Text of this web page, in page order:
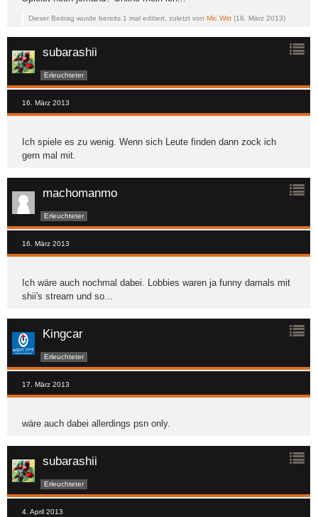
Dieser Beitrag wurde bereits 1 mal editiert, zuletzt von Mic Witt (16. März 2013)
subarashii
Erleuchteter
16. März 2013
Ich spiele es zu wenig. Wenn sich Leute finden dann zock ich
gern mal mit.
machomanmo
Erleuchteter
16. März 2013
Ich wäre auch nochmal dabei. Lobbies waren ja funny damals mit
shii's stream und so...
Kingcar
Erleuchteter
17. März 2013
wäre auch dabei allerdings psn only.
subarashii
Erleuchteter
4. April 2013